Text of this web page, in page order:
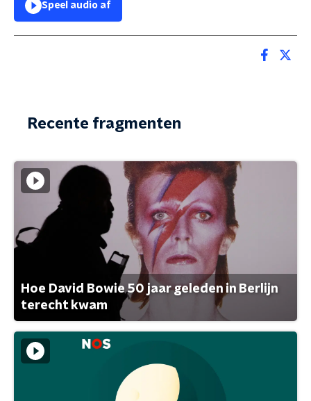
Speel audio af
Recente fragmenten
Hoe David Bowie 50 jaar geleden in Berlijn
terecht kwam